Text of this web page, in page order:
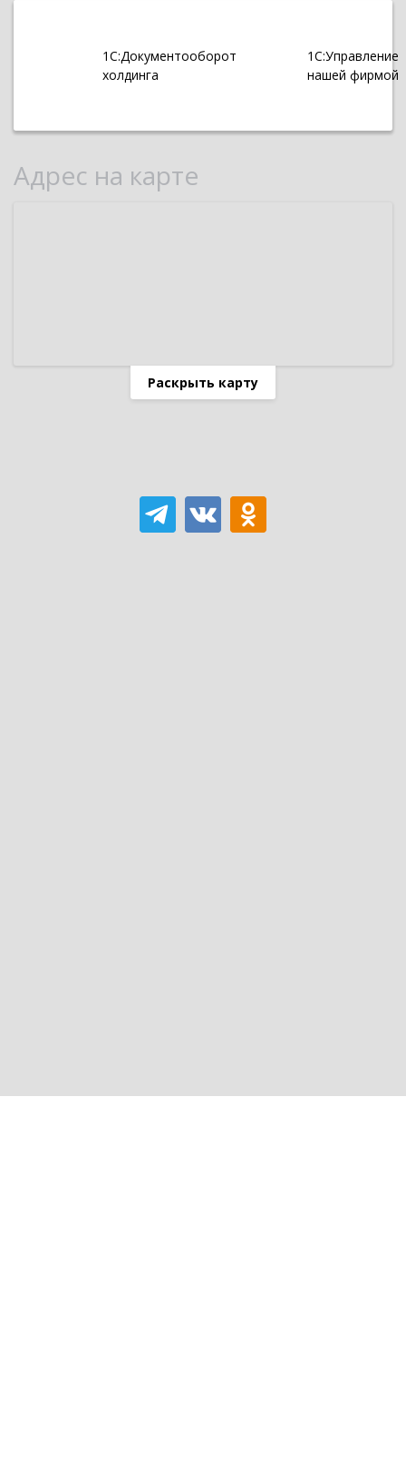
1С:Документооборот
холдинга
1С:Управление
нашей фирмой
Адрес на карте
Раскрыть карту